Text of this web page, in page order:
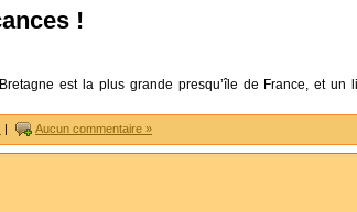
!
est la plus grande presqu’île de France, et un
| Aucun commentaire »